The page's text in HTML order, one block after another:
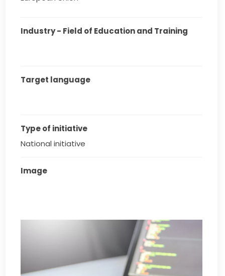
Industry - Field of Education and Training
Target language
Type of initiative
National initiative
Image